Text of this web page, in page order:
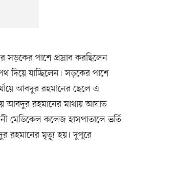
সড়কের পাশে প্রস্রাব করছিলেন
যাচ্ছিলেন। সড়কের পাশে
আবদুর রহমানের ছেলে এ
আবদুর রহমানের মাথায় আঘাত
কলেজ হাসপাতালে ভ‌র্তি
রহমানের মৃত্যু হয়। দুপুরে